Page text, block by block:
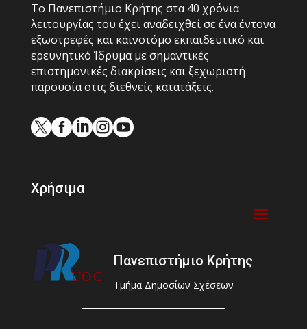
Το Πανεπιστήμιο Κρήτης στα 40 χρόνια
λειτουργίας του έχει αναδειχθεί σε ένα έντονα
εξωστρεφές και καινοτόμο εκπαιδευτικό και
ερευνητικό Ίδρυμα με σημαντικές
επιστημονικές διακρίσεις και ξεχωριστή
παρουσία στις διεθνείς κατατάξεις.

Χρήσιμα
Πανεπιστήμιο Κρήτης
Τμήμα Δημοσίων Σχέσεων